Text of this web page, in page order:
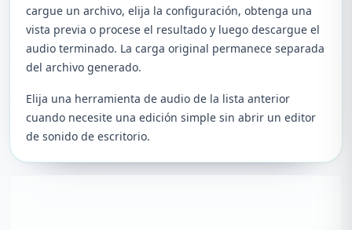
cargue un archivo, elija la configuración, obtenga una
vista previa o procese el resultado y luego descargue el
audio terminado. La carga original permanece separada
del archivo generado.
Elija una herramienta de audio de la lista anterior
cuando necesite una edición simple sin abrir un editor
de sonido de escritorio.